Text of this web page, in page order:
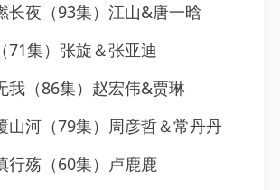
长夜（93集）江山&唐一晗
71集）张旋＆张亚迪
我（86集）赵宏伟&贾琳
山河（79集）周彦哲＆常丹丹
行殇（60集）卢鹿鹿